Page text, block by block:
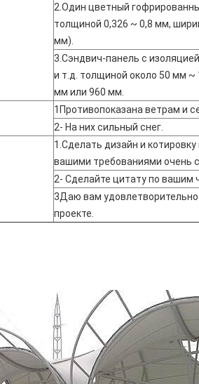
2.Один цветный
толщиной 0,326 ~ 0,8 мм,
мм).
3.Сэндвич-панель с изоляцией
и т.д. толщиной около 50 мм
мм или 960 мм.
1Противопоказана ветрам и
2- На них сильный снег.
1.Сделать дизайн и
вашими требованиями очень
2- Сделайте цитату по вашим
3Даю вам
проекте.